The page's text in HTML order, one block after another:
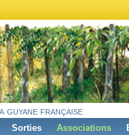
guyane française
Sorties Associations